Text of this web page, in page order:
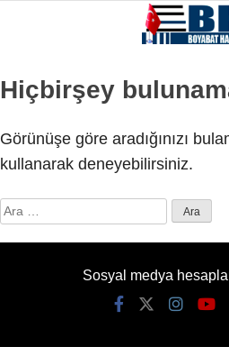
Hiçbirşey
Görünüşe göre aradığınızı
kullanarak deneyebilirsiniz.
Arama:
Sosyal medya